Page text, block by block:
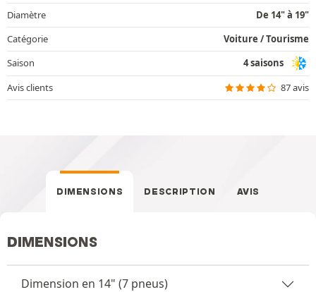
Diamètre
De 14" à 19"
Catégorie
Voiture / Tourisme
Saison
4 saisons
Avis clients
87 avis
DIMENSIONS DESCRIPTION AVIS
DIMENSIONS
Dimension en 14" (7 pneus)